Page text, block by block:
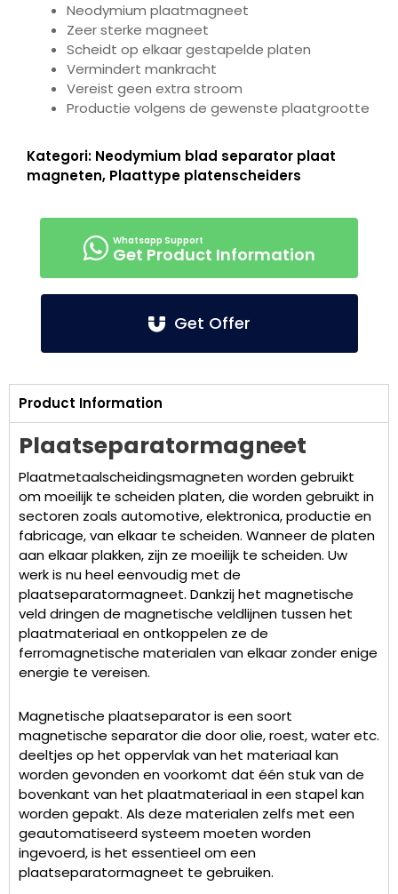
Neodymium plaatmagneet
Zeer sterke magneet
Scheidt op elkaar gestapelde platen
Vermindert mankracht
Vereist geen extra stroom
Productie volgens de gewenste plaatgrootte
Kategori: Neodymium blad separator plaat
magneten, Plaattype platenscheiders
Get Product Information
Get Offer
Product Information
Plaatseparatormagneet
Plaatmetaalscheidingsmagneten worden gebruikt
om moeilijk te scheiden platen, die worden gebruikt in
sectoren zoals automotive, elektronica, productie en
fabricage, van elkaar te scheiden. Wanneer de platen
aan elkaar plakken, zijn ze moeilijk te scheiden. Uw
werk is nu heel eenvoudig met de
plaatseparatormagneet. Dankzij het magnetische
veld dringen de magnetische veldlijnen tussen het
plaatmateriaal en ontkoppelen ze de
ferromagnetische materialen van elkaar zonder enige
energie te vereisen.
Magnetische plaatseparator is een soort
magnetische separator die door olie, roest, water etc.
deeltjes op het oppervlak van het materiaal kan
worden gevonden en voorkomt dat één stuk van de
bovenkant van het plaatmateriaal in een stapel kan
worden gepakt. Als deze materialen zelfs met een
geautomatiseerd systeem moeten worden
ingevoerd, is het essentieel om een
plaatseparatormagneet te gebruiken.